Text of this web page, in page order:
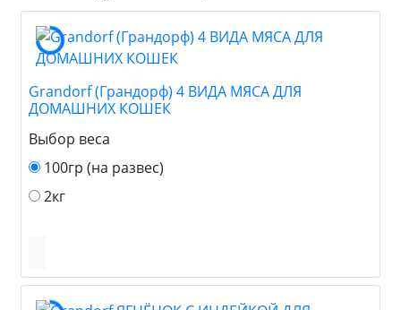
Grandorf (Грандорф) 4 ВИДА МЯСА ДЛЯ
ДОМАШНИХ КОШЕК
Выбор веса
100гр (на развес)
2кг